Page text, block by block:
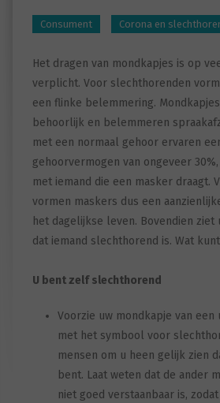
Consument Corona en
Het dragen van mondkapjes is op
verplicht. Voor slechthorenden
een flinke belemmering.
behoorlijk en belemmeren
met een normaal gehoor ervaren
gehoorvermogen van ongeveer
met iemand die een masker draagt.
vormen maskers dus een
het dagelijkse leven. Bovendien ziet
dat iemand slechthorend is. Wat
U bent zelf slechthorend
Voorzie uw mondkapje van
met het symbool voor
mensen om u heen gelijk zien
bent. Laat weten dat de ander
niet goed verstaanbaar is,